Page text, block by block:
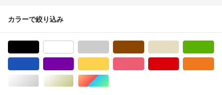
カラーで絞り込み
シルバー/銀色系ゴールド/金色系マルチカラー